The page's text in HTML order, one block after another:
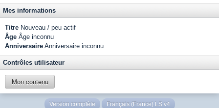
Mes informations
Titre Nouveau / peu actif
Âge Âge inconnu
Anniversaire Anniversaire inconnu
Contrôles utilisateur
Mon contenu
Version complète Français (France) LS v4